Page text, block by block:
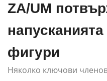
ZA/UM
фигури
Няколко ключови